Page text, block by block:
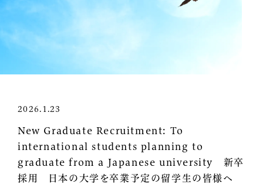
2026.1.23
New Graduate Recruitment: To
international students planning to
graduate from a Japanese university 新卒
採用 日本の大学を卒業予定の留学生の皆様へ